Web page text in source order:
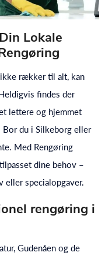
Lokale
rækker til alt, kan
findes der
lettere og hjemmet
Bor du i Silkeborg eller
Med Rengøring
dine behov –
eller specialopgaver.
rengøring i
Gudenåen og de